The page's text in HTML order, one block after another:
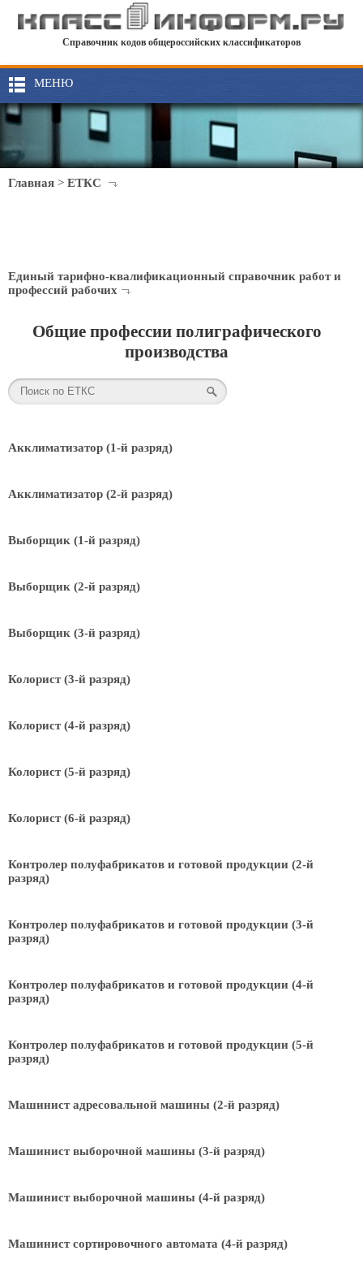
Справочник кодов общероссийских классификаторов
МЕНЮ
Главная > ЕТКС
Единый тарифно-квалификационный справочник работ и
профессий рабочих
Общие профессии полиграфического
производства
Акклиматизатор (1-й разряд)
Акклиматизатор (2-й разряд)
Выборщик (1-й разряд)
Выборщик (2-й разряд)
Выборщик (3-й разряд)
Колорист (3-й разряд)
Колорист (4-й разряд)
Колорист (5-й разряд)
Колорист (6-й разряд)
Контролер полуфабрикатов и готовой продукции (2-й
разряд)
Контролер полуфабрикатов и готовой продукции (3-й
разряд)
Контролер полуфабрикатов и готовой продукции (4-й
разряд)
Контролер полуфабрикатов и готовой продукции (5-й
разряд)
Машинист адресовальной машины (2-й разряд)
Машинист выборочной машины (3-й разряд)
Машинист выборочной машины (4-й разряд)
Машинист сортировочного автомата (4-й разряд)